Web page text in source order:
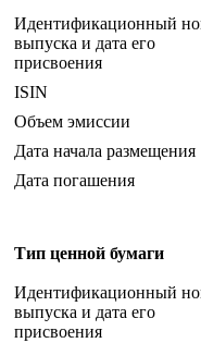
Идентификационный
выпуска и дата его
присвоения
ISIN
Объем эмиссии
Дата начала размещения
Дата погашения
Тип ценной бумаги
Идентификационный
выпуска и дата его
присвоения